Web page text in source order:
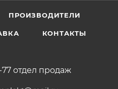
ПРОИЗВОДИТЕЛИ
КОНТАКТЫ
77 отдел продаж